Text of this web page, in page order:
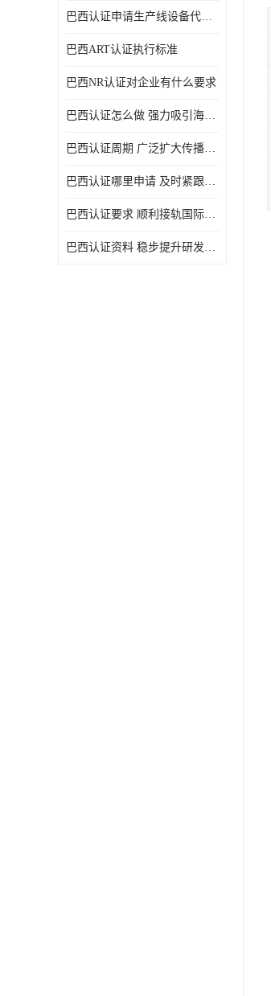
巴西认证申请生产线设备代理机构选择
巴西ART认证执行标准
巴西NR认证对企业有什么要求
巴西认证怎么做 强力吸引海外投资
巴西认证周期 广泛扩大传播范围
巴西认证哪里申请 及时紧跟法规变化
巴西认证要求 顺利接轨国际规范
巴西认证资料 稳步提升研发能力